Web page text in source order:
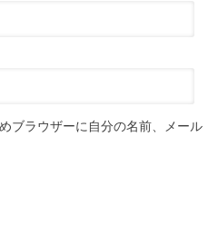
ブラウザーに自分の名前、メール